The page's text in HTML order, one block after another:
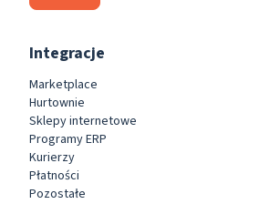
Integracje
Marketplace
Hurtownie
Sklepy internetowe
Programy ERP
Kurierzy
Płatności
Pozostałe